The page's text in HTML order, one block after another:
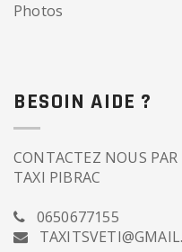
Photos
BESOIN AIDE ?
CONTACTEZ NOUS
TAXI PIBRAC
0650677155